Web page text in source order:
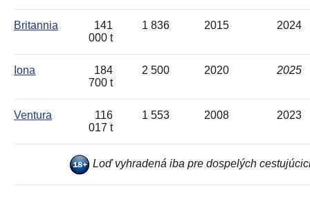
Britannia
141
000 t
1 836 2015 2024
Iona
184
700 t
2 500 2020 2025
Ventura
116
017 t
1 553 2008 2023
Loď vyhradená iba pre dospelých